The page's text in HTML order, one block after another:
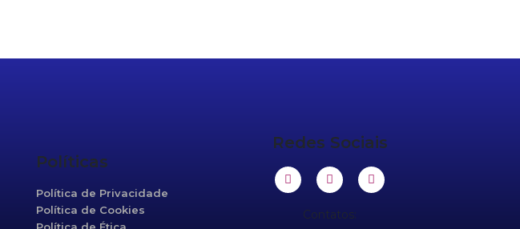
Políticas
Política de Privacidade
Política de Cookies
Política de Ética
Redes Sociais
Contatos: